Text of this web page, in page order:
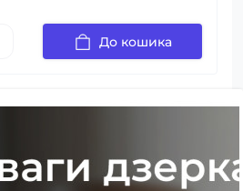
До кошика